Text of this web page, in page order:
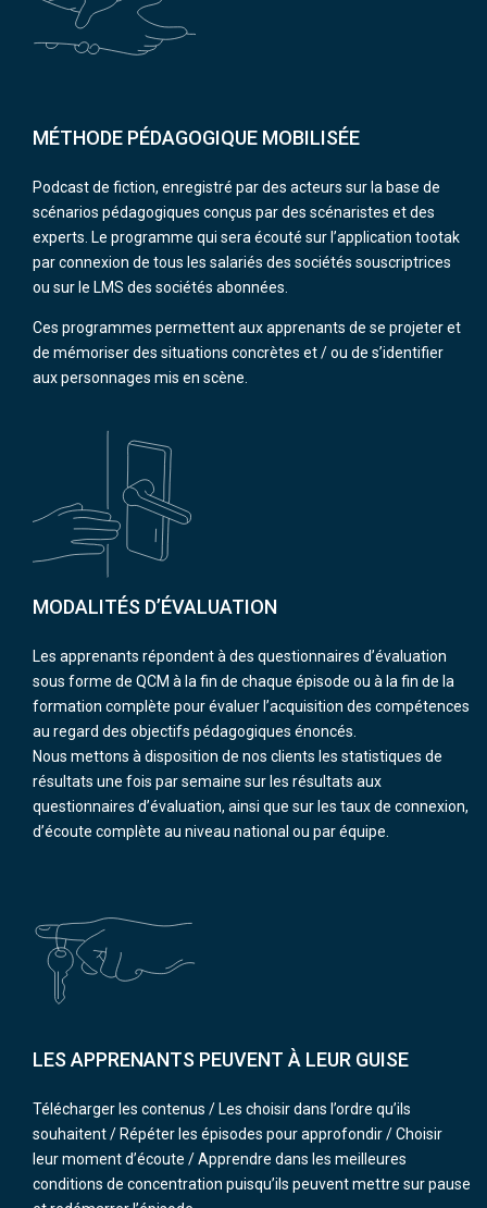
MÉTHODE PÉDAGOGIQUE MOBILISÉE
Podcast de fiction, enregistré par des acteurs sur la base de
scénarios pédagogiques conçus par des scénaristes et des
experts. Le programme qui sera écouté sur l’application tootak
par connexion de tous les salariés des sociétés souscriptrices
ou sur le LMS des sociétés abonnées.
Ces programmes permettent aux apprenants de se projeter et
de mémoriser des situations concrètes et / ou de s’identifier
aux personnages mis en scène.
MODALITÉS D’ÉVALUATION
Les apprenants répondent à des questionnaires d’évaluation
sous forme de QCM à la fin de chaque épisode ou à la fin de la
formation complète pour évaluer l’acquisition des compétences
au regard des objectifs pédagogiques énoncés.
Nous mettons à disposition de nos clients les statistiques de
résultats une fois par semaine sur les résultats aux
questionnaires d’évaluation, ainsi que sur les taux de connexion,
d’écoute complète au niveau national ou par équipe.
LES APPRENANTS PEUVENT À LEUR GUISE
Télécharger les contenus / Les choisir dans l’ordre qu’ils
souhaitent / Répéter les épisodes pour approfondir / Choisir
leur moment d’écoute / Apprendre dans les meilleures
conditions de concentration puisqu’ils peuvent mettre sur pause